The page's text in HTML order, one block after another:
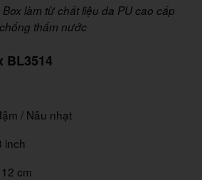
làm từ chất liệu da PU cao cấp
chống thấm nước
BL3514
/ Nâu nhạt
inch
cm